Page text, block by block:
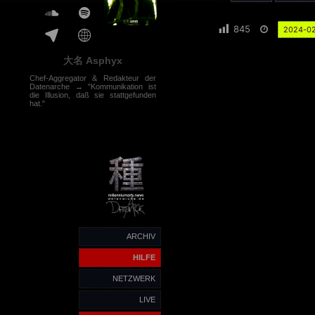
大名 Asphyx
Chef-Aggregator & Redakteur der
Datenarche → "Kommunikation ist
die Illusion, daß sie stattgefunden
hat."
ARCHIV
HILFE
NETZWERK
LIVE
845 2024-